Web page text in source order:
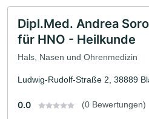
Dipl.Med. Andrea
für HNO - Heilkunde
Hals, Nasen und Ohrenmedizin
Ludwig-Rudolf-Straße 2, 38889
0.0 (0 Bewertungen)